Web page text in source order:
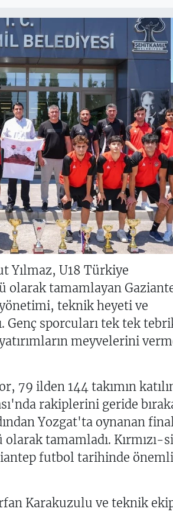
Yılmaz, U18 Türkiye
olarak tamamlayan
teknik heyeti ve
Genç sporcuları tek tek
meyvelerini
79 ilden 144 takımın
rakiplerini geride
Yozgat'ta oynanan
tamamladı. Kırmızı-
futbol tarihinde
Karakuzulu ve teknik